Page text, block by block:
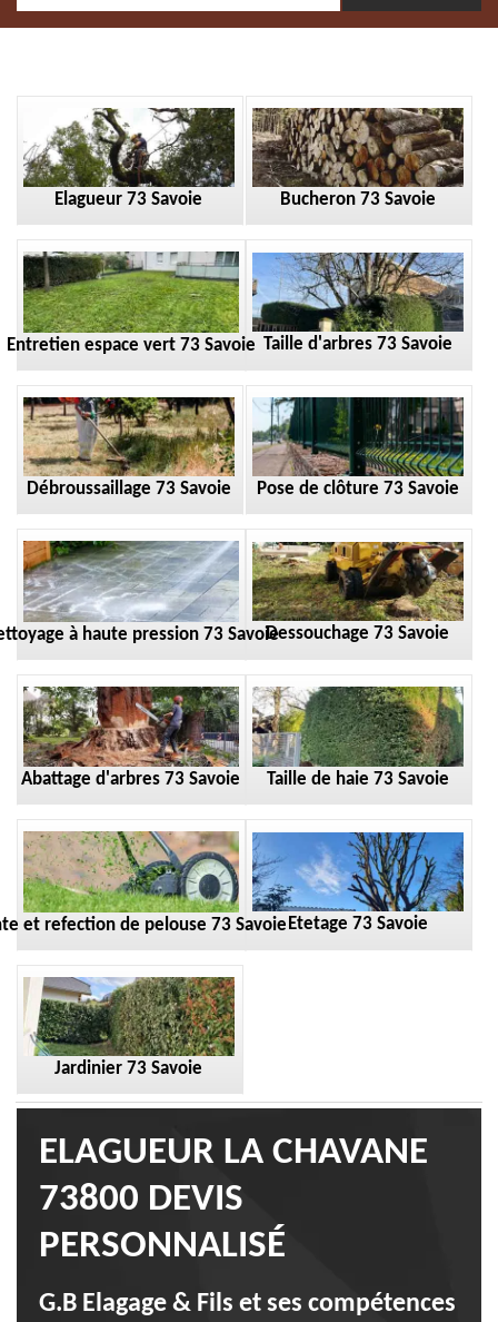
Elagueur 73 Savoie Bucheron 73 Savoie
Entretien espace vert 73 Savoie Taille d'arbres 73 Savoie
Débroussaillage 73 Savoie Pose de clôture 73 Savoie
à haute pression 73 SavoieDessouchage 73 Savoie
Abattage d'arbres 73 Savoie Taille de haie 73 Savoie
et refection de pelouse 73 Savoie Etetage 73 Savoie
Jardinier 73 Savoie
ELAGUEUR LA CHAVANE
73800 DEVIS
PERSONNALISÉ
G.B Elagage & Fils et ses compétences